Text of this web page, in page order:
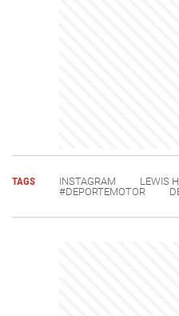
TAGS INSTAGRAM
LEWIS
#DEPORTEMOTOR